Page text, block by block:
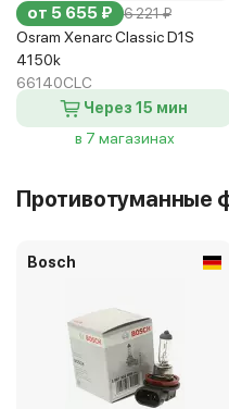
от 5 655 ₽ 6 221 ₽
Osram Xenarc Classic D1S
4150k
66140CLC
Через 15 мин
в 7 магазинах
Противотуманные
Bosch